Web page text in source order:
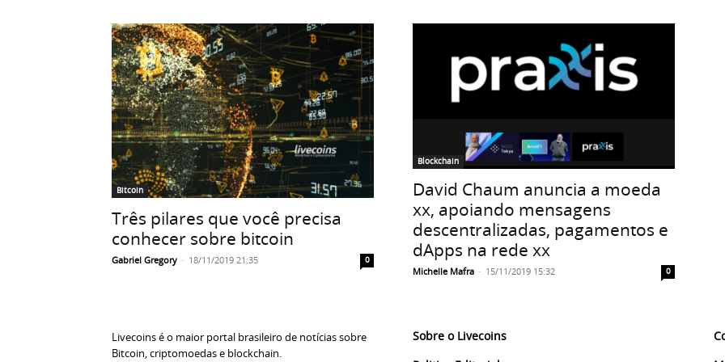
Bitcoin
Três pilares que você precisa
conhecer sobre bitcoin
Gabriel Gregory - 18/11/2019 21:35 0
Blockchain
David Chaum anuncia a moeda
xx, apoiando mensagens
descentralizadas, pagamentos e
dApps na rede xx
Michelle Mafra - 15/11/2019 15:32 0
Livecoins é o maior portal brasileiro de notícias sobre
Bitcoin, criptomoedas e blockchain.
Sobre o Livecoins